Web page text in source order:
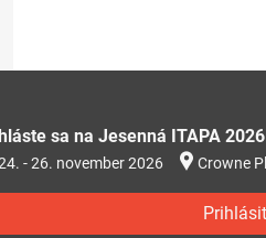
sa na Jesenná ITAPA 2026
- 26. november 2026 Crowne